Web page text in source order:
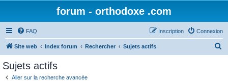
forum - orthodoxe .com
FAQ Connexion
Inscription
Site web Index forum Rechercher Sujets actifs
Sujets actifs
Aller sur la recherche avancée